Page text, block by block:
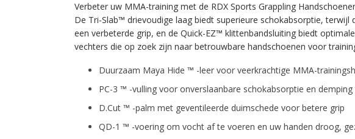
Verbeter uw MMA-training met de RDX Sports Grappling
De Tri-Slab™ drievoudige laag biedt superieure schokabsorptie,
een verbeterde grip, en de Quick-EZ™ klittenbandsluiting biedt
vechters die op zoek zijn naar betrouwbare handschoenen voor
Duurzaam Maya Hide ™ -leer voor veerkrachtige MMA-
PC-3 ™ -vulling voor onverslaanbare schokabsorptie en demping
D.Cut ™ -palm met geventileerde duimschede voor betere grip
QD-1 ™ -voering om vocht af te voeren en uw handen droog,